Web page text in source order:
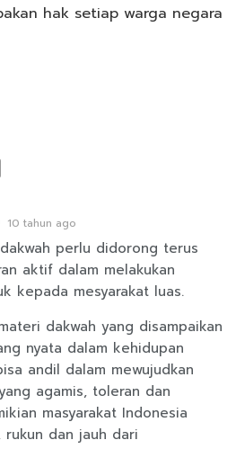
hak setiap warga negara
10 tahun ago
perlu didorong terus
aktif dalam melakukan
kepada mesyarakat luas.
dakwah yang disampaikan
nyata dalam kehidupan
andil dalam mewujudkan
agamis, toleran dan
masyarakat Indonesia
rukun dan jauh dari